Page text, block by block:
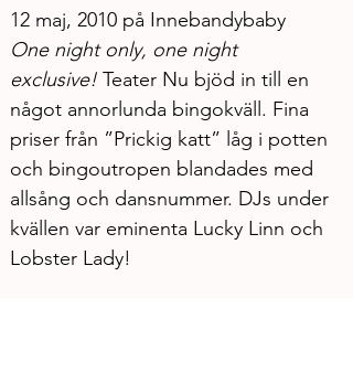
12 maj, 2010 på Innebandybaby
One night only, one night
exclusive! Teater Nu bjöd in till en
något annorlunda bingokväll. Fina
priser från ”Prickig katt” låg i potten
och bingoutropen blandades med
allsång och dansnummer. DJs under
kvällen var eminenta Lucky Linn och
Lobster Lady!